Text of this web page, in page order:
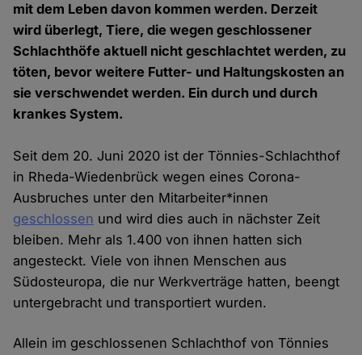
mit dem Leben davon kommen werden. Derzeit
wird überlegt, Tiere, die wegen geschlossener
Schlachthöfe aktuell nicht geschlachtet werden, zu
töten, bevor weitere Futter- und Haltungskosten an
sie verschwendet werden. Ein durch und durch
krankes System.
Seit dem 20. Juni 2020 ist der Tönnies-Schlachthof
in Rheda-Wiedenbrück wegen eines Corona-
Ausbruches unter den Mitarbeiter*innen
geschlossen und wird dies auch in nächster Zeit
bleiben. Mehr als 1.400 von ihnen hatten sich
angesteckt. Viele von ihnen Menschen aus
Südosteuropa, die nur Werkverträge hatten, beengt
untergebracht und transportiert wurden.
Allein im geschlossenen Schlachthof von Tönnies